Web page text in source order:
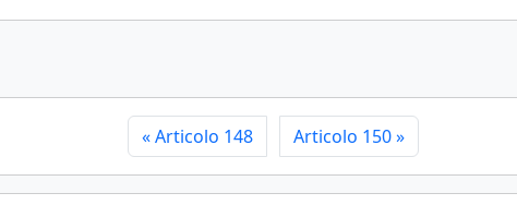
«Articolo 148 Articolo 150»